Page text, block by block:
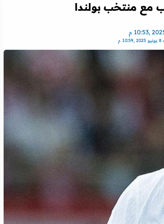
مع منتخب بولندا
8 يونيو 2025 ,10:59 م